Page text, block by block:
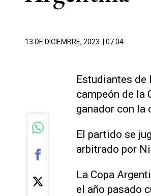
13 DE DICIEMBRE, 2023 | 07.04
Estudiantes de
campeón de la
ganador con la
El partido se
arbitrado por
La Copa
el año pasado